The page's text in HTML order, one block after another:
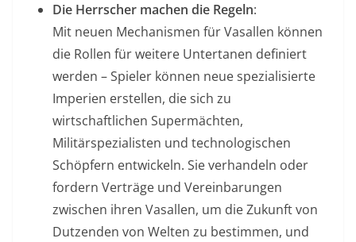
Die Herrscher machen die Regeln:
Mit neuen Mechanismen für Vasallen können
die Rollen für weitere Untertanen definiert
werden – Spieler können neue spezialisierte
Imperien erstellen, die sich zu
wirtschaftlichen Supermächten,
Militärspezialisten und technologischen
Schöpfern entwickeln. Sie verhandeln oder
fordern Verträge und Vereinbarungen
zwischen ihren Vasallen, um die Zukunft von
Dutzenden von Welten zu bestimmen, und